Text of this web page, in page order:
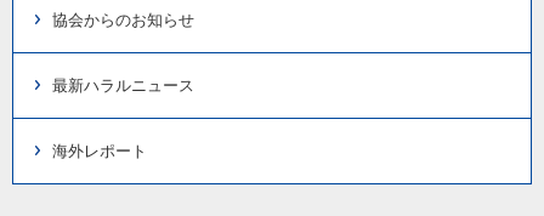
協会からのお知らせ
最新ハラルニュース
海外レポート